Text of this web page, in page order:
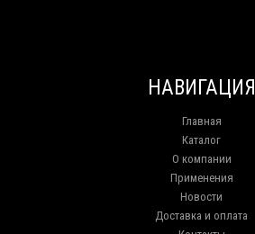
НАВИГАЦИЯ
Главная
Каталог
О компании
Применения
Новости
Доставка и оплата